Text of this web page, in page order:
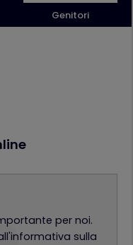
Genitori
per noi.
sulla